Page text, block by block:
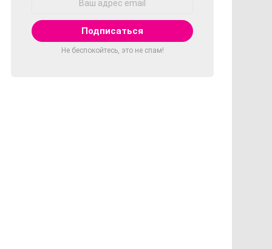
Не беспокойтесь, это не спам!